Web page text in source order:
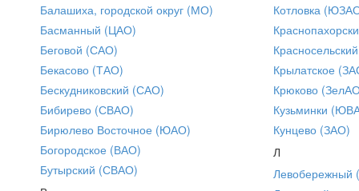
Балашиха, городской округ (МО)
Басманный (ЦАО)
Беговой (САО)
Бекасово (ТАО)
Бескудниковский (САО)
Бибирево (СВАО)
Бирюлево Восточное (ЮАО)
Богородское (ВАО)
Бутырский (СВАО)
Котловка
Крылатское
Крюково
Кузьминки
Кунцево (ЗАО)
Л